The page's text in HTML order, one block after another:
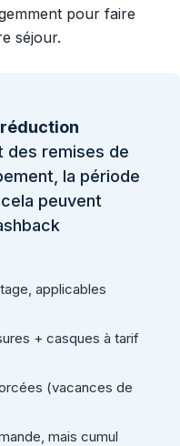
pour faire
séjour.
remises de
la période
peuvent
applicables
+ casques à tarif
(vacances de
mais cumul